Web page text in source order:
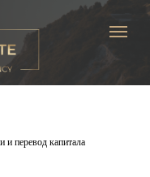
и перевод капитала